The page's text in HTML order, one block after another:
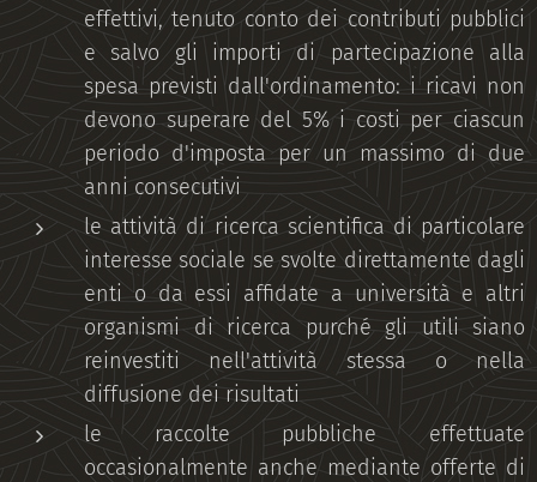
effettivi, tenuto conto dei contributi pubblici
e salvo gli importi di partecipazione alla
spesa previsti dall'ordinamento: i ricavi non
devono superare del 5% i costi per ciascun
periodo d'imposta per un massimo di due
anni consecutivi
le attività di ricerca scientifica di particolare
interesse sociale se svolte direttamente dagli
enti o da essi affidate a università e altri
organismi di ricerca purché gli utili siano
reinvestiti nell'attività stessa o nella
diffusione dei risultati
le raccolte pubbliche effettuate
occasionalmente anche mediante offerte di